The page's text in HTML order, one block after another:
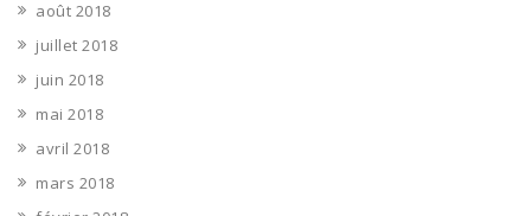
août 2018
juillet 2018
juin 2018
mai 2018
avril 2018
mars 2018